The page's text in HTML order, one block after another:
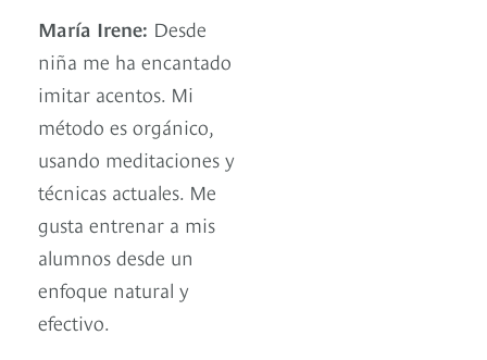
María Irene: Desde
niña me ha encantado
imitar acentos. Mi
método es orgánico,
usando meditaciones y
técnicas actuales. Me
gusta entrenar a mis
alumnos desde un
enfoque natural y
efectivo.